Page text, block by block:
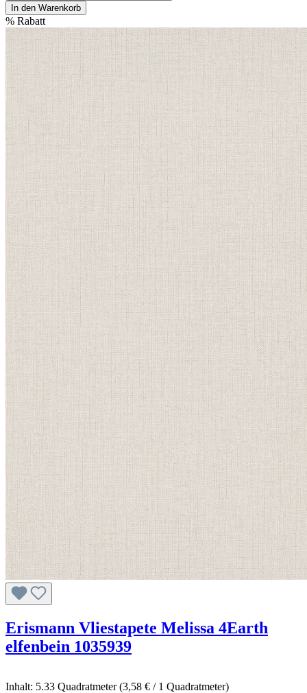
In den Warenkorb
% Rabatt
Erismann Vliestapete Melissa 4Earth
elfenbein 1035939
Inhalt: 5.33 Quadratmeter(3,58 € / 1 Quadratmeter)